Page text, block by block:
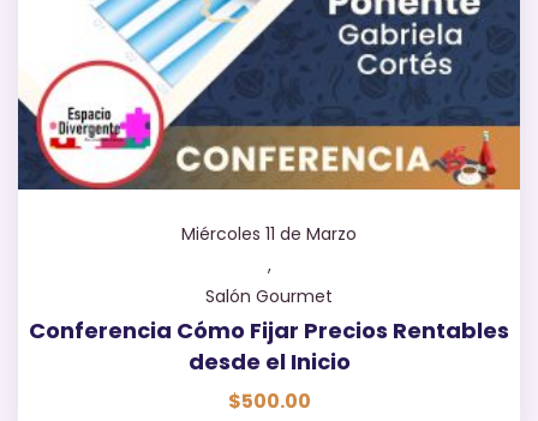
Miércoles 11 de Marzo
,
Salón Gourmet
Conferencia Cómo Fijar Precios Rentables
desde el Inicio
$500.00